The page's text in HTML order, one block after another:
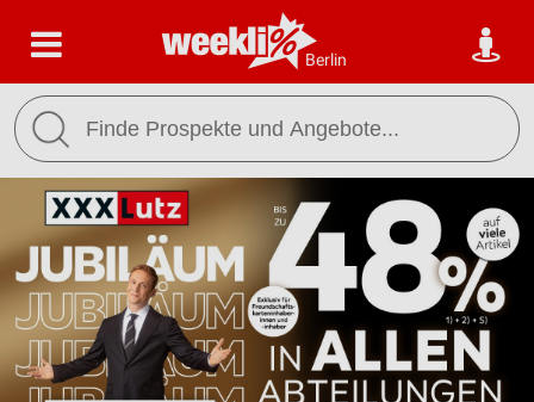
Berlin